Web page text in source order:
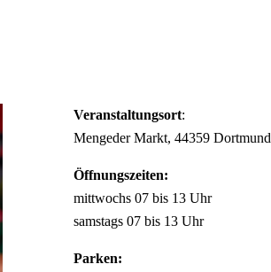
Veranstaltungsort:
Mengeder Markt, 44359 Dortmund
Öffnungszeiten:
mittwochs 07 bis 13 Uhr
samstags 07 bis 13 Uhr
Parken: